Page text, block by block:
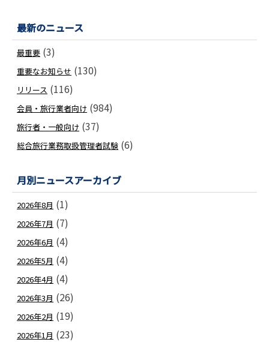
最新のニュース
最重要 (3)
重要なお知らせ (130)
リリース (116)
会員・旅行業者向け (984)
旅行者・一般向け (37)
総合旅行業務取扱管理者試験 (6)
月別ニュースアーカイブ
2026年8月 (1)
2026年7月 (7)
2026年6月 (4)
2026年5月 (4)
2026年4月 (4)
2026年3月 (26)
2026年2月 (19)
2026年1月 (23)